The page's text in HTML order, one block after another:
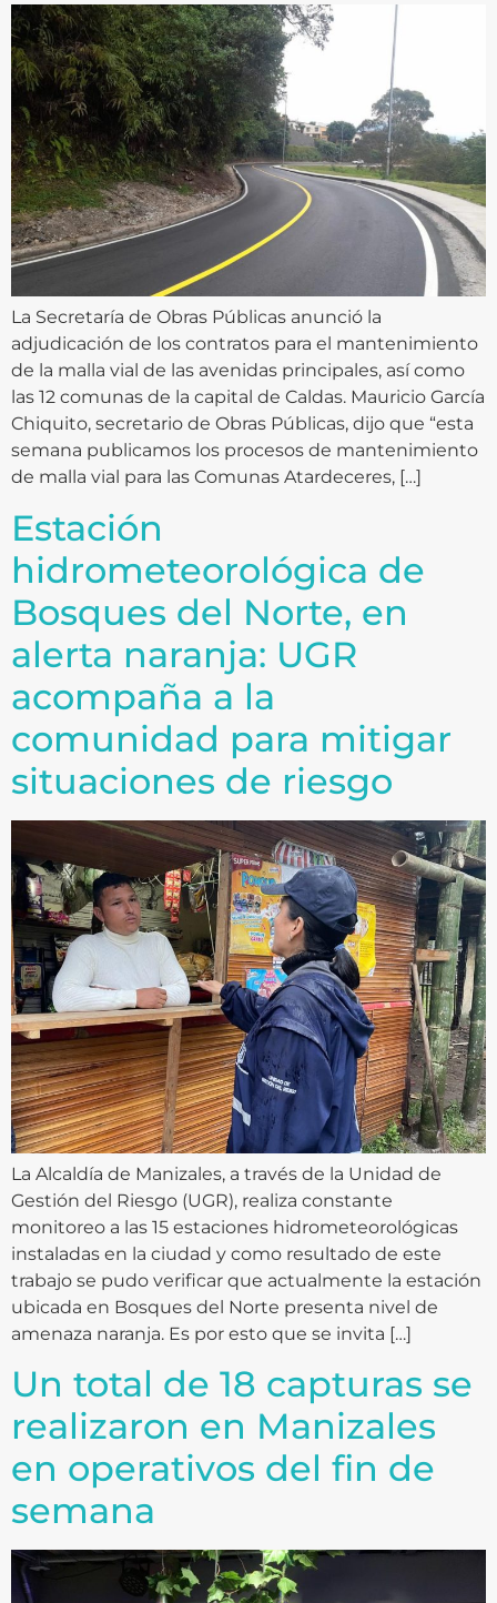
La Secretaría de Obras Públicas anunció la
adjudicación de los contratos para el mantenimiento
de la malla vial de las avenidas principales, así como
las 12 comunas de la capital de Caldas. Mauricio García
Chiquito, secretario de Obras Públicas, dijo que “esta
semana publicamos los procesos de mantenimiento
de malla vial para las Comunas Atardeceres, […]
Estación
hidrometeorológica de
Bosques del Norte, en
alerta naranja: UGR
acompaña a la
comunidad para mitigar
situaciones de riesgo
La Alcaldía de Manizales, a través de la Unidad de
Gestión del Riesgo (UGR), realiza constante
monitoreo a las 15 estaciones hidrometeorológicas
instaladas en la ciudad y como resultado de este
trabajo se pudo verificar que actualmente la estación
ubicada en Bosques del Norte presenta nivel de
amenaza naranja. Es por esto que se invita […]
Un total de 18 capturas se
realizaron en Manizales
en operativos del fin de
semana